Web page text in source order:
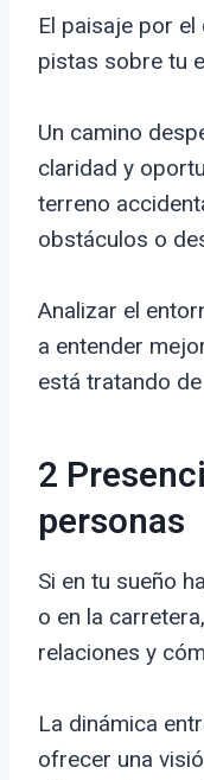
El paisaje por
pistas sobre tu
Un camino
claridad y
terreno
obstáculos o
Analizar el
a entender
está tratando
2
personas
Si en tu sueño
o en la
relaciones y
La dinámica
ofrecer una